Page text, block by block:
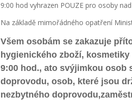
9:00 hod vyhrazen POUZE pro osoby
Na základě mimořádného opatření
Všem osobám se zakazuje
hygienického zboží,
9:00 hod., ato svýjimkou osob
doprovodu, osob, které jsou
nezbytného doprovodu,